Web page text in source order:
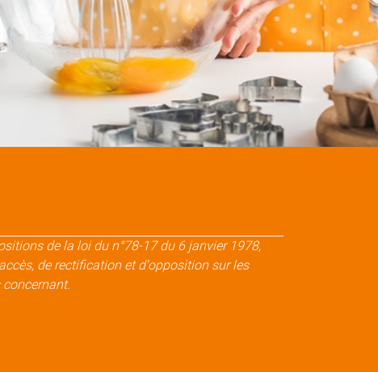
de la loi du n°78-17 du 6 janvier 1978,
de rectification et d'opposition sur les